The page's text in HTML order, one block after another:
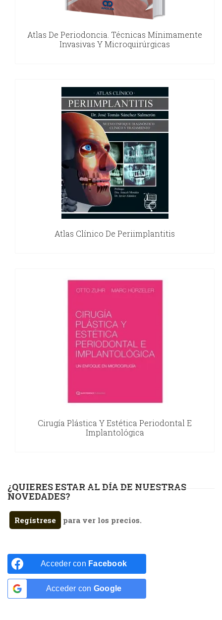
Atlas De Periodoncia. Técnicas Mínimamente
Invasivas Y Microquirúrgicas
Atlas Clínico De Periimplantitis
Cirugía Plástica Y Estética Periodontal E
Implantológica
¿QUIERES ESTAR AL DÍA DE NUESTRAS
NOVEDADES?
Regístrese para ver los precios.
Acceder con Facebook
Acceder con Google